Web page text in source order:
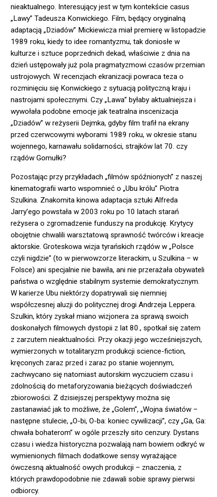
nieaktualnego. Interesujący jest w tym kontekście casus
„Lawy” Tadeusza Konwickiego. Film, będący oryginalną
adaptacją „Dziadów” Mickiewicza miał premierę w listopadzie
1989 roku, kiedy to idee romantyzmu, tak doniosłe w
kulturze i sztuce poprzednich dekad, właściwie z dnia na
dzień ustępowały już pola pragmatyzmowi czasów przemian
ustrojowych. W recenzjach ekranizacji powraca teza o
rozminięciu się Konwickiego z sytuacją polityczną kraju i
nastrojami społecznymi. Czy „Lawa” byłaby aktualniejsza i
wywołała podobne emocje jak teatralna inscenizacja
„Dziadów” w reżyserii Dejmka, gdyby film trafił na ekrany
przed czerwcowymi wyborami 1989 roku, w okresie stanu
wojennego, karnawału solidarności, strajków lat 70. czy
rządów Gomułki?
Pozostając przy przykładach „filmów spóźnionych” z naszej
kinematografii warto wspomnieć o „Ubu królu” Piotra
Szulkina. Znakomita kinowa adaptacja sztuki Alfreda
Jarry’ego powstała w 2003 roku po 10 latach starań
reżysera o zgromadzenie funduszy na produkcję. Krytycy
obojętnie chwalili warsztatową sprawność twórców i kreacje
aktorskie. Groteskowa wizja tyrańskich rządów w „Polsce
czyli nigdzie” (to w pierwowzorze literackim, u Szulkina – w
Folsce) ani specjalnie nie bawiła, ani nie przerażała obywateli
państwa o względnie stabilnym systemie demokratycznym.
W karierze Ubu niektórzy dopatrywali się niemniej
współczesnej aluzji do politycznej drogi Andrzeja Leppera.
Szulkin, który zyskał miano wizjonera za sprawą swoich
doskonałych filmowych dystopii z lat 80., spotkał się zatem
z zarzutem nieaktualności. Przy okazji jego wcześniejszych,
wymierzonych w totalitaryzm produkcji science-fiction,
kręconych zaraz przed i zaraz po stanie wojennym,
zachwycano się natomiast autorskim wyczuciem czasu i
zdolnością do metaforyzowania bieżących doświadczeń
zbiorowości. Z dzisiejszej perspektywy można się
zastanawiać jak to możliwe, że „Golem”, „Wojna światów –
następne stulecie, „O-bi, O-ba: koniec cywilizacji”, czy „Ga, Ga:
chwała bohaterom” w ogóle przeszły sito cenzury. Dystans
czasu i wiedza historyczna pozwalają nam bowiem odkryć w
wymienionych filmach dodatkowe sensy wyrażające
ówczesną aktualność owych produkcji – znaczenia, z
których prawdopodobnie nie zdawali sobie sprawy pierwsi
odbiorcy.